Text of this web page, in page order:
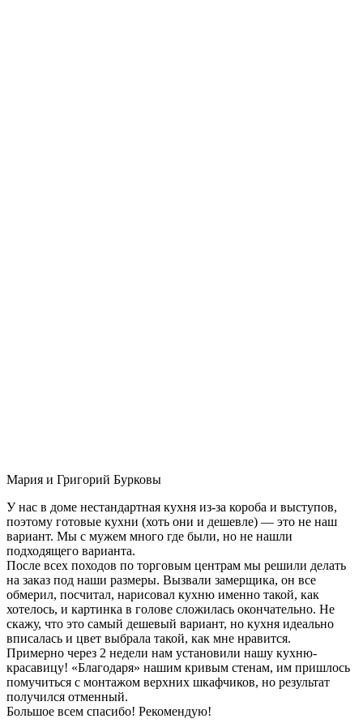
Мария и Григорий Бурковы
У нас в доме нестандартная кухня из-за короба и выступов,
поэтому готовые кухни (хоть они и дешевле) — это не наш
вариант. Мы с мужем много где были, но не нашли
подходящего варианта.
После всех походов по торговым центрам мы решили делать
на заказ под наши размеры. Вызвали замерщика, он все
обмерил, посчитал, нарисовал кухню именно такой, как
хотелось, и картинка в голове сложилась окончательно. Не
скажу, что это самый дешевый вариант, но кухня идеально
вписалась и цвет выбрала такой, как мне нравится.
Примерно через 2 недели нам установили нашу кухню-
красавицу! «Благодаря» нашим кривым стенам, им пришлось
помучиться с монтажом верхних шкафчиков, но результат
получился отменный.
Большое всем спасибо! Рекомендую!